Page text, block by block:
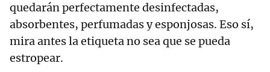
quedarán perfectamente desinfectadas,
absorbentes, perfumadas y esponjosas. Eso sí,
mira antes la etiqueta no sea que se pueda
estropear.